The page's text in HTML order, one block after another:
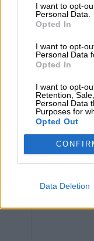
I want to opt-
Personal Data.
Opted In
I want to opt-
Personal Data
Opted In
I want to opt-
Retention,
Personal Data
Purposes for
Opted Out
Data Deletion
C27q-30
EMAIL
WIADOMOŚĆ